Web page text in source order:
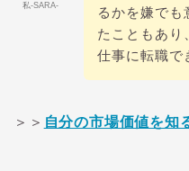
私-SARA-
るかを嫌でも
たこともあり
仕事に転職で
＞＞ 自分の市場価値を知